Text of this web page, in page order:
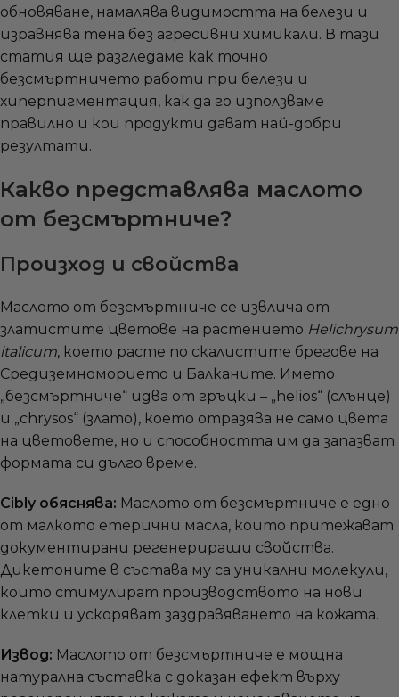
обновяване, намалява видимостта на белези и
изравнява тена без агресивни химикали. В тази
статия ще разгледаме как точно
безсмъртничето работи при белези и
хиперпигментация, как да го използваме
правилно и кои продукти дават най-добри
резултати.
Какво представлява маслото
от безсмъртниче?
Произход и свойства
Маслото от безсмъртниче се извлича от
златистите цветове на растението Helichrysum
italicum, което расте по скалистите брегове на
Средиземноморието и Балканите. Името
„безсмъртниче“ идва от гръцки – „helios“ (слънце)
и „chrysos“ (злато), което отразява не само цвета
на цветовете, но и способността им да запазват
формата си дълго време.
Cibly обяснява: Маслото от безсмъртниче е едно
от малкото етерични масла, които притежават
документирани регенериращи свойства.
Дикетоните в състава му са уникални молекули,
които стимулират производството на нови
клетки и ускоряват заздравяването на кожата.
Извод: Маслото от безсмъртниче е мощна
натурална съставка с доказан ефект върху